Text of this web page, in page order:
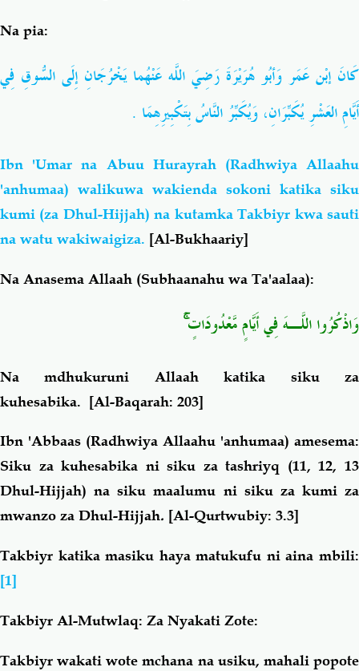
Na pia:
كَانَ إبْن عَمَر وَأبُو هُرَيْرَةَ رَضِيَ اللَّه عَنْهُما يَخْرُجَانِ إِلَى السُّوقِ فِي
أَيَّامِ العَشْرِ يُكَبِّرَانِ، وَيُكَبِّرُ النَّاسُ بِتَكْبِيرِهِمَا .
Ibn 'Umar na Abuu Hurayrah (Radhwiya Allaahu
'anhumaa) walikuwa wakienda sokoni katika siku
kumi (za Dhul-Hijjah) na kutamka Takbiyr kwa sauti
na watu wakiwaigiza. [Al-Bukhaariy]
Na Anasema Allaah (Subhaanahu wa Ta'aalaa):
وَاذْكُرُوا اللَّـهَ فِي أَيَّامٍ مَّعْدُودَاتٍ ۚ
Na mdhukuruni Allaah katika siku za
kuhesabika. [Al-Baqarah: 203]
Ibn 'Abbaas (Radhwiya Allaahu 'anhumaa) amesema:
Siku za kuhesabika ni siku za tashriyq (11, 12, 13
Dhul-Hijjah) na siku maalumu ni siku za kumi za
mwanzo za Dhul-Hijjah. [Al-Qurtwubiy: 3.3]
Takbiyr katika masiku haya matukufu ni aina mbili:
[1]
Takbiyr Al-Mutwlaq: Za Nyakati Zote:
Takbiyr wakati wote mchana na usiku, mahali popote